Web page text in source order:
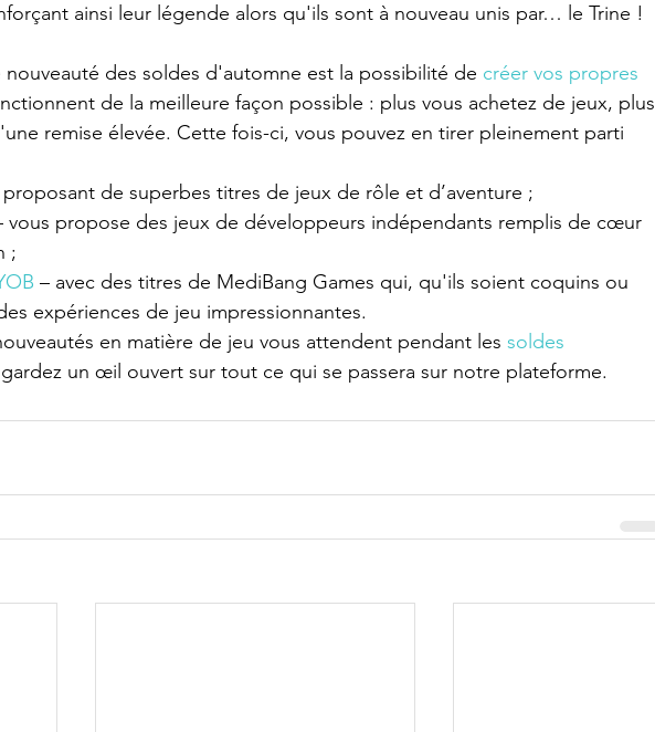
ainsi leur légende alors qu'ils sont à nouveau unis par… le Trine !
des soldes d'automne est la possibilité de créer vos propres
de la meilleure façon possible : plus vous achetez de jeux, plus
remise élevée. Cette fois-ci, vous pouvez en tirer pleinement parti
proposant de superbes titres de jeux de rôle et d’aventure ;
vous propose des jeux de développeurs indépendants remplis de cœur
;
– avec des titres de MediBang Games qui, qu'ils soient coquins ou
expériences de jeu impressionnantes.
en matière de jeu vous attendent pendant les soldes
un œil ouvert sur tout ce qui se passera sur notre plateforme.